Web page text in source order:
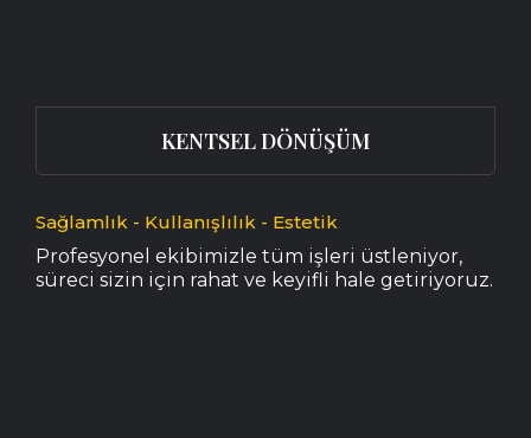
KENTSEL DÖNÜŞÜM
Sağlamlık - Kullanışlılık - Estetik
Profesyonel ekibimizle tüm işleri üstleniyor,
süreci sizin için rahat ve keyifli hale getiriyoruz.